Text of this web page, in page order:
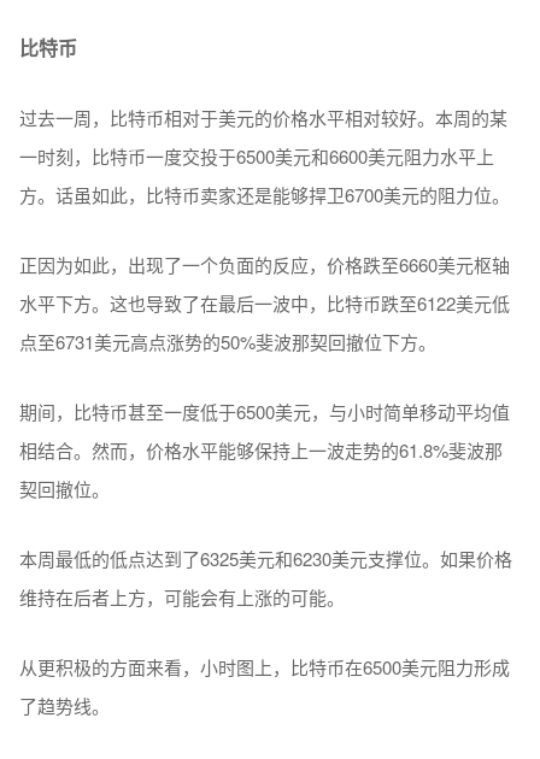
比特币
过去一周，比特币相对于美元的价格水平相对较好。本周的某
一时刻，比特币一度交投于6500美元和6600美元阻力水平上
方。话虽如此，比特币卖家还是能够捍卫6700美元的阻力位。
正因为如此，出现了一个负面的反应，价格跌至6660美元枢轴
水平下方。这也导致了在最后一波中，比特币跌至6122美元低
点至6731美元高点涨势的50%斐波那契回撤位下方。
期间，比特币甚至一度低于6500美元，与小时简单移动平均值
相结合。然而，价格水平能够保持上一波走势的61.8%斐波那
契回撤位。
本周最低的低点达到了6325美元和6230美元支撑位。如果价格
维持在后者上方，可能会有上涨的可能。
从更积极的方面来看，小时图上，比特币在6500美元阻力形成
了趋势线。